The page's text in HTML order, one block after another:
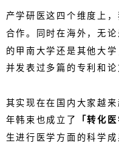
产学研医这四个维度上
合作。同时在海外，无
的甲南大学还是其他大
并发表过多篇的专利和论
其实现在在国内大家越
年韩束也成立了 「转化
生进行医学方面的科学